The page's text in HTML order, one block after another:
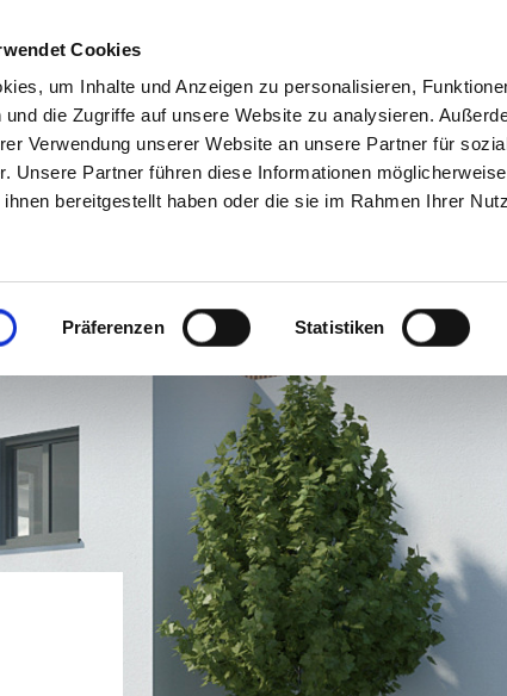
Cookies
um Inhalte und Anzeigen zu personalisieren,
und die Zugriffe auf unsere Website zu analysieren.
Verwendung unserer Website an unsere Partner für
Unsere Partner führen diese Informationen
bereitgestellt haben oder die sie im Rahmen Ihrer
Präferenzen Statistiken
LEISTUNGEN